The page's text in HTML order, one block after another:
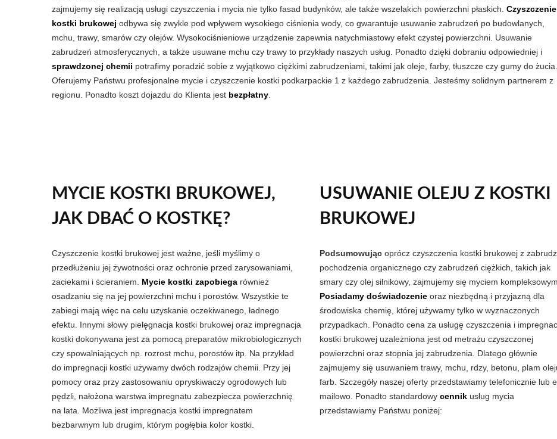
zajmujemy się realizacją usługi czyszczenia i mycia nie tylko fasad budynków, ale także wszelakich powierzchni płaskich. Czyszczenie
kostki brukowej odbywa się zwykle pod wpływem wysokiego ciśnienia wody, co gwarantuje usuwanie zabrudzeń po budowlanych,
mchu, trawy, smarów czy olejów. Wysokociśnieniowe urządzenie zapewnia natychmiastowy efekt czystej powierzchni. Usuwanie
zabrudzeń atmosferycznych, a także usuwane mchu czy trawy to przykłady naszych usług. Ponadto dzięki dobraniu odpowiedniej i
sprawdzonej chemii potrafimy poradzić sobie z wyjątkowo ciężkimi zabrudzeniami, takimi jak oleje, farby, tłuszcze czy gumy do żucia.
Oferujemy Państwu profesjonalne mycie i czyszczenie kostki podkarpackie 1 z każdego zabrudzenia. Jesteśmy solidnym partnerem z
regionu. Ponadto koszt dojazdu do Klienta jest bezpłatny
MYCIE KOSTKI BRUKOWEJ,
JAK DBAĆ O KOSTKĘ?
Czyszczenie kostki brukowej jest ważne, jeśli myślimy o
przedłużeniu jej żywotności oraz ochronie przed zarysowaniami,
zaciekami i ścieraniem. Mycie kostki zapobiega również
osadzaniu się na jej powierzchni mchu i porostów. Wszystkie te
zabiegi mają więc na celu uzyskanie oczekiwanego, ładnego
efektu. Innymi słowy pielęgnacja kostki brukowej oraz impregnacja
kostki dokonywana jest za pomocą preparatów mikrobiologicznych
czy spowalniających np. rozrost mchu, porostów itp. Na przykład
do impregnacji kostki używamy dwóch rodzajów chemii. Przy jej
pomocy oraz przy zastosowaniu opryskiwaczy ogrodowych lub
pędzli, nałożona warstwa impregnatu zabezpiecza powierzchnię
na lata. Możliwa jest impregnacja kostki impregnatem
bezbarwnym lub drugim, którym pogłębia kolor kostki.
USUWANIE OLEJU Z KOSTKI
BRUKOWEJ
Podsumowując oprócz czyszczenia kostki brukowej z
pochodzenia organicznego czy zabrudzeń ciężkich, takich jak
smary czy olej silnikowy, zajmujemy się myciem kompleksowym.
Posiadamy doświadczenie oraz niezbędną i przyjazną dla
środowiska chemię, której używamy tylko w wyznaczonych
przypadkach. Ponadto cena za usługę czyszczenia i
kostki brukowej uzależniona jest od metrażu czyszczonej
powierzchni oraz stopnia jej zabrudzenia. Dlatego głównie
zajmujemy się usuwaniem trawy, mchu, rdzy, betonu, plam
farb. Szczegóły naszej oferty przedstawiamy telefonicznie lub
mailowo. Ponadto standardowy cennik usług mycia
przedstawiamy Państwu poniżej: